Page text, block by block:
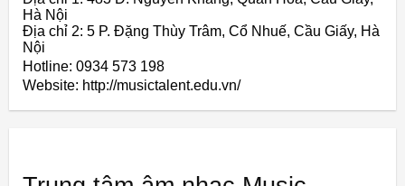
Hà Nội
Địa chỉ 2: 5 P. Đặng Thùy Trâm, Cổ Nhuế, Cầu Giấy, Hà
Nội
Hotline: 0934 573 198
Website: http://musictalent.edu.vn/